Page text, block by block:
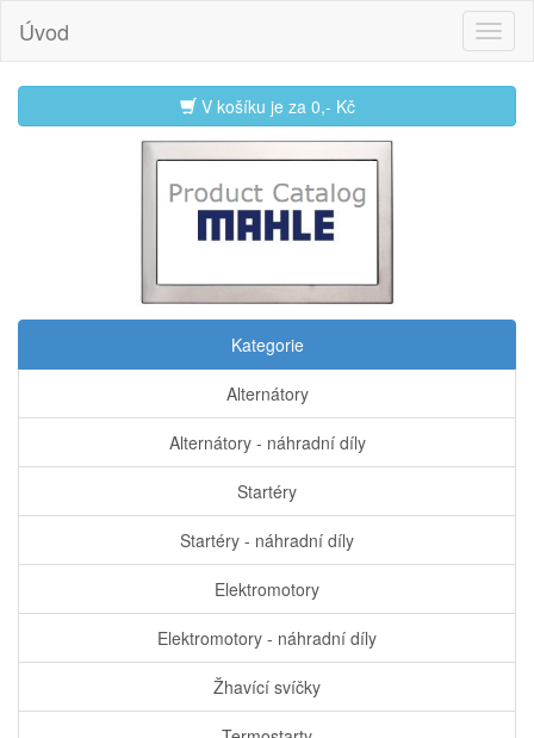
Úvod
V košíku je za 0,- Kč
Kategorie
Alternátory
Alternátory - náhradní díly
Startéry
Startéry - náhradní díly
Elektromotory
Elektromotory - náhradní díly
Žhavící svíčky